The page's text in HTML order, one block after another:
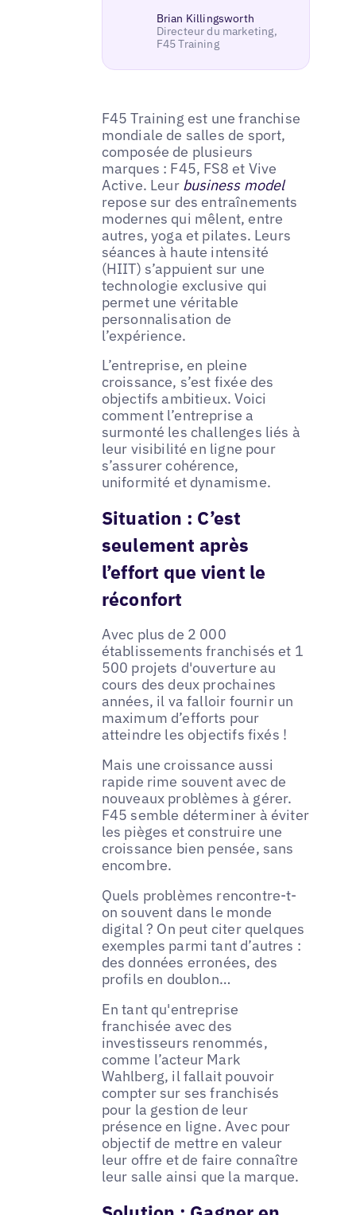
Brian Killingsworth
Directeur du marketing,
F45 Training
F45 Training est une franchise
mondiale de salles de sport,
composée de plusieurs
marques : F45, FS8 et Vive
Active. Leur business model
repose sur des entraînements
modernes qui mêlent, entre
autres, yoga et pilates. Leurs
séances à haute intensité
(HIIT) s’appuient sur une
technologie exclusive qui
permet une véritable
personnalisation de
l’expérience.
L’entreprise, en pleine
croissance, s’est fixée des
objectifs ambitieux. Voici
comment l’entreprise a
surmonté les challenges liés à
leur visibilité en ligne pour
s’assurer cohérence,
uniformité et dynamisme.
Situation : C’est
seulement après
l’effort que vient le
réconfort
Avec plus de 2 000
établissements franchisés et 1
500 projets d'ouverture au
cours des deux prochaines
années, il va falloir fournir un
maximum d’efforts pour
atteindre les objectifs fixés !
Mais une croissance aussi
rapide rime souvent avec de
nouveaux problèmes à gérer.
F45 semble déterminer à éviter
les pièges et construire une
croissance bien pensée, sans
encombre.
Quels problèmes rencontre-t-
on souvent dans le monde
digital ? On peut citer quelques
exemples parmi tant d’autres :
des données erronées, des
profils en doublon…
En tant qu'entreprise
franchisée avec des
investisseurs renommés,
comme l’acteur Mark
Wahlberg, il fallait pouvoir
compter sur ses franchisés
pour la gestion de leur
présence en ligne. Avec pour
objectif de mettre en valeur
leur offre et de faire connaître
leur salle ainsi que la marque.